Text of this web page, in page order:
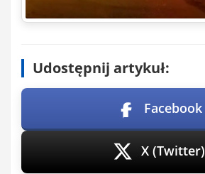
Udostępnij artykuł:
Facebook
X (Twitter)